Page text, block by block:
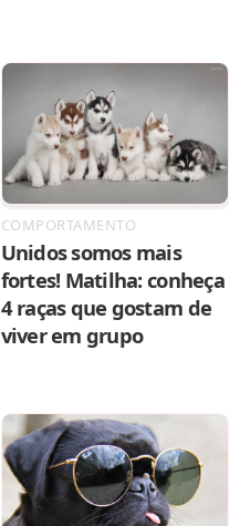
COMPORTAMENTO
Unidos somos mais
fortes! Matilha: conheça
4 raças que gostam de
viver em grupo